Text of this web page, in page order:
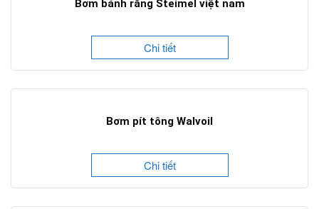
Bơm bánh răng Steimel việt nam
Chi tiết
Bơm pít tông Walvoil
Chi tiết